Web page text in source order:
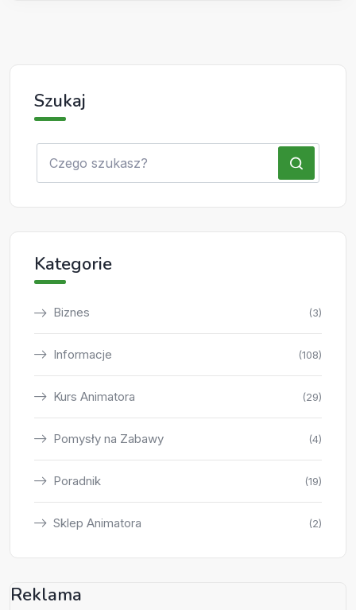
Szukaj
Kategorie
Biznes (3)
Informacje (108)
Kurs Animatora (29)
Pomysły na Zabawy (4)
Poradnik (19)
Sklep Animatora (2)
Reklama